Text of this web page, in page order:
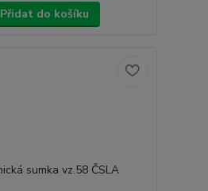
Přidat do košíku